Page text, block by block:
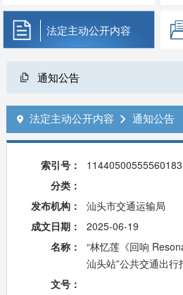
法定主动公开内容
通知公告
 法定主动公开内容  通知公告
索引号：
分类：
发布机构：
汕头市交通运输局
成文日期：
2025-06-19
名称：
“林忆莲《回响
汕头站”公共交通出行
文号：